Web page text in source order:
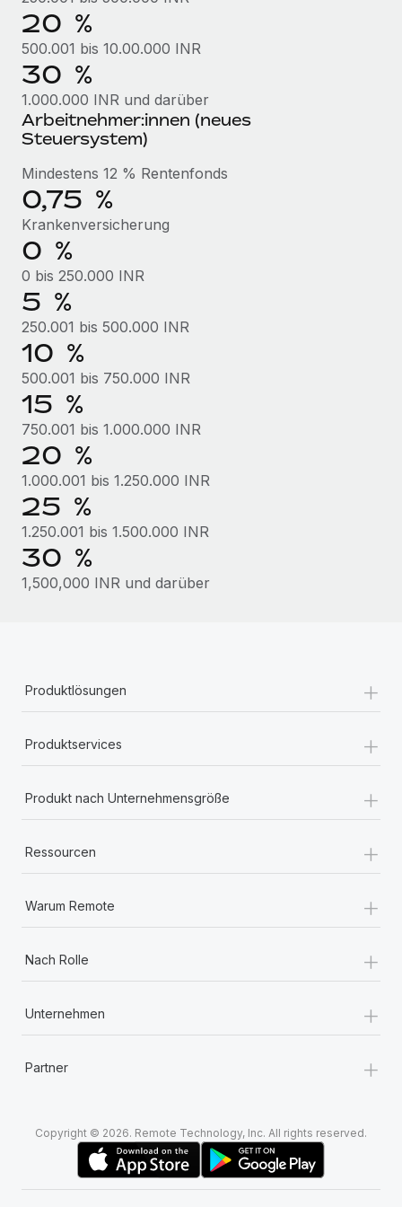
Niederlassungen
Mobilität und Relocation
Mühelose Relocation von Mitarbeiter:innen
Benefits
Mühelose Verwaltung von Benefits
Management und Payroll
Reverse Tech auf einen Blick Das Gesundheits- und
Wellness-Startup Reverse Tech hat das globale...
Mehr erfahren
Den Blog erkunden
BLOG
Neues zu Remote-Produkten: Integration mit
Gusto und Zero und Contractor Management
Auch im neuen Jahr wollen wir bei Remote Unternehmen
aller Größen dabei unterstützen, die beste...
Mehr erfahren
Wie Phiture 55 Mitarbeiter:innen in 19 Ländern
mit Remote verwaltet
Phiture ist der unumstrittene Marktführer im Bereich der
Wachstumsberatung für mobile Apps. Das...
Mehr erfahren
20 %
500.001 bis 10.00.000 INR
30 %
1.000.000 INR und darüber
Arbeitnehmer:innen (neues
Steuersystem)
Mindestens 12 % Rentenfonds
0,75 %
Krankenversicherung
0 %
0 bis 250.000 INR
5 %
250.001 bis 500.000 INR
10 %
500.001 bis 750.000 INR
15 %
750.001 bis 1.000.000 INR
20 %
1.000.001 bis 1.250.000 INR
25 %
1.250.001 bis 1.500.000 INR
30 %
1,500,000 INR und darüber
Produktlösungen +
Produktservices +
Produkt nach Unternehmensgröße +
Ressourcen +
Warum Remote +
Nach Rolle +
Unternehmen +
Partner +
Copyright © 2026. Remote Technology, Inc. All rights reserved.